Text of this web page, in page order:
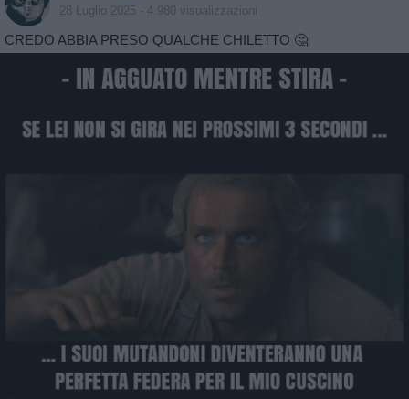
28 Luglio 2025 - 4.980 visualizzazioni
CREDO ABBIA PRESO QUALCHE CHILETTO 🤔